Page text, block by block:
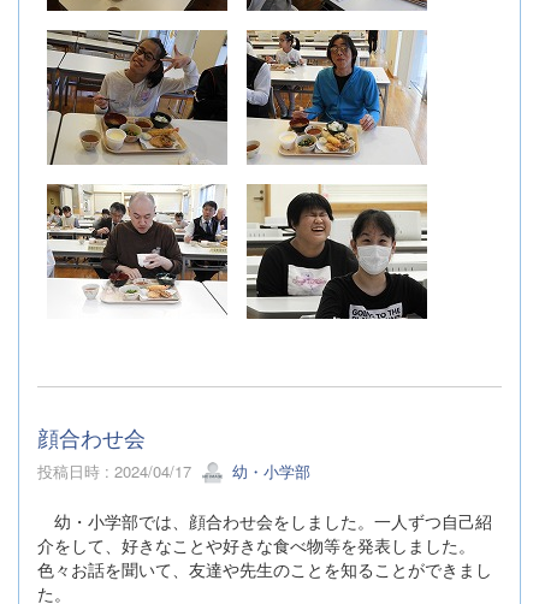
顔合わせ会
投稿日時 : 2024/04/17 幼・小学部
幼・小学部では、顔合わせ会をしました。一人ずつ自己紹
介をして、好きなことや好きな食べ物等を発表しました。
色々お話を聞いて、友達や先生のことを知ることができまし
た。